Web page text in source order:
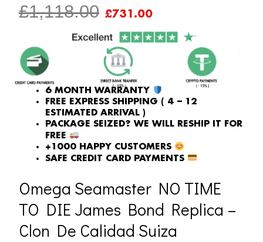
£1,118.00 ORIGINAL
PRICE
WAS:
£1,118.00.
£731.00CURRENT
PRICE
IS:
£731.00.
6 MONTH WARRANTY
FREE EXPRESS SHIPPING ( 4 – 12
ESTIMATED ARRIVAL )
PACKAGE SEIZED? WE WILL RESHIP IT FOR
FREE
+1000 HAPPY CUSTOMERS
SAFE CREDIT CARD PAYMENTS
Omega Seamaster NO TIME
TO DIE James Bond Replica –
Clon De Calidad Suiza